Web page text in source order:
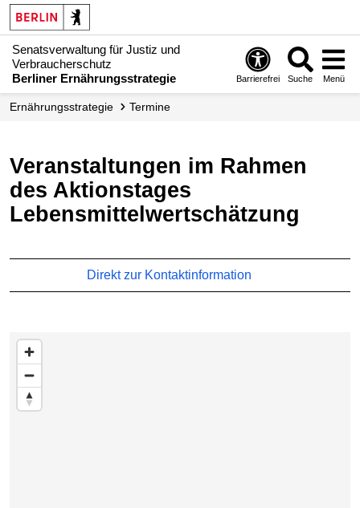
Senatsverwaltung für Justiz und
Verbraucherschutz
Berliner Ernährungsstrategie
Barrierefrei Suche Menü
Ernährungsstrategie Termine
Veranstaltungen im Rahmen
des Aktionstages
Lebensmittelwertschätzung
Direkt zur Kontaktinformation
Karte überspringen